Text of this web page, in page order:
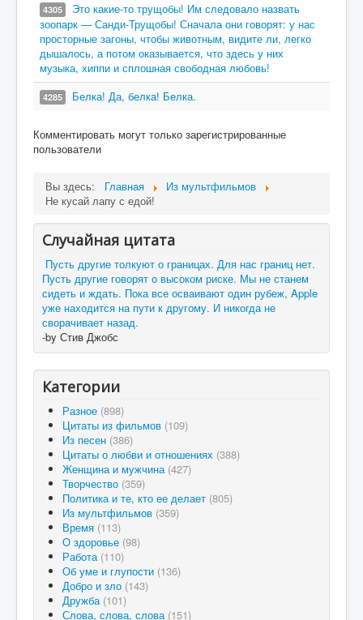
4305
Это какие-то трущобы! Им следовало назвать
зоопарк — Санди-Трущобы! Сначала они говорят: у нас
просторные загоны, чтобы животным, видите ли, легко
дышалось, а потом оказывается, что здесь у них
музыка, хиппи и сплошная свободная любовь!
4285 Белка! Да, белка! Белка.
Комментировать могут только зарегистрированные
пользователи
Вы здесь: Главная
Из мультфильмов
Не кусай лапу с едой!
Случайная цитата
Пусть другие толкуют о границах. Для нас границ нет.
Пусть другие говорят о высоком риске. Мы не станем
сидеть и ждать. Пока все осваивают один рубеж, Apple
уже находится на пути к другому. И никогда не
сворачивает назад.
-by Стив Джобс
Категории
Разное (898)
Цитаты из фильмов (109)
Из песен (386)
Цитаты о любви и отношениях (388)
Женщина и мужчина (427)
Творчество (359)
Политика и те, кто ее делает (805)
Из мультфильмов (359)
Время (113)
О здоровье (98)
Работа (110)
Об уме и глупости (136)
Добро и зло (143)
Дружба (101)
Слова, слова, слова (151)